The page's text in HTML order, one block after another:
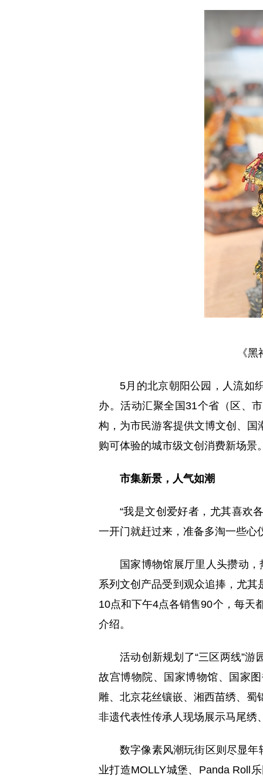
《
5月的北京朝阳公园，人流如
办。活动汇聚全国31个省（区、
构，为市民游客提供文博文创、
购可体验的城市级文创消费新场景
市集新景，人气如潮
“我是文创爱好者，尤其喜欢
一开门就赶过来，准备多淘一些心
国家博物馆展厅里人头攒动，
系列文创产品受到观众追捧，尤
10点和下午4点各销售90个，每天
介绍。
活动创新规划了“三区两线”
故宫博物院、国家博物馆、国家
雕、北京花丝镶嵌、湘西苗绣、
非遗代表性传承人现场展示马尾绣
数字像素风潮玩街区则尽显
业打造MOLLY城堡、Panda Roll